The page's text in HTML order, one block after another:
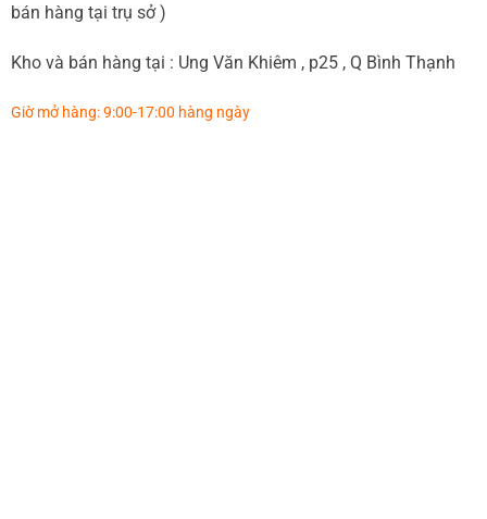
bán hàng tại trụ sở )
Kho và bán hàng tại : Ung Văn Khiêm , p25 , Q Bình Thạnh
Giờ mở hàng: 9:00-17:00 hàng ngày